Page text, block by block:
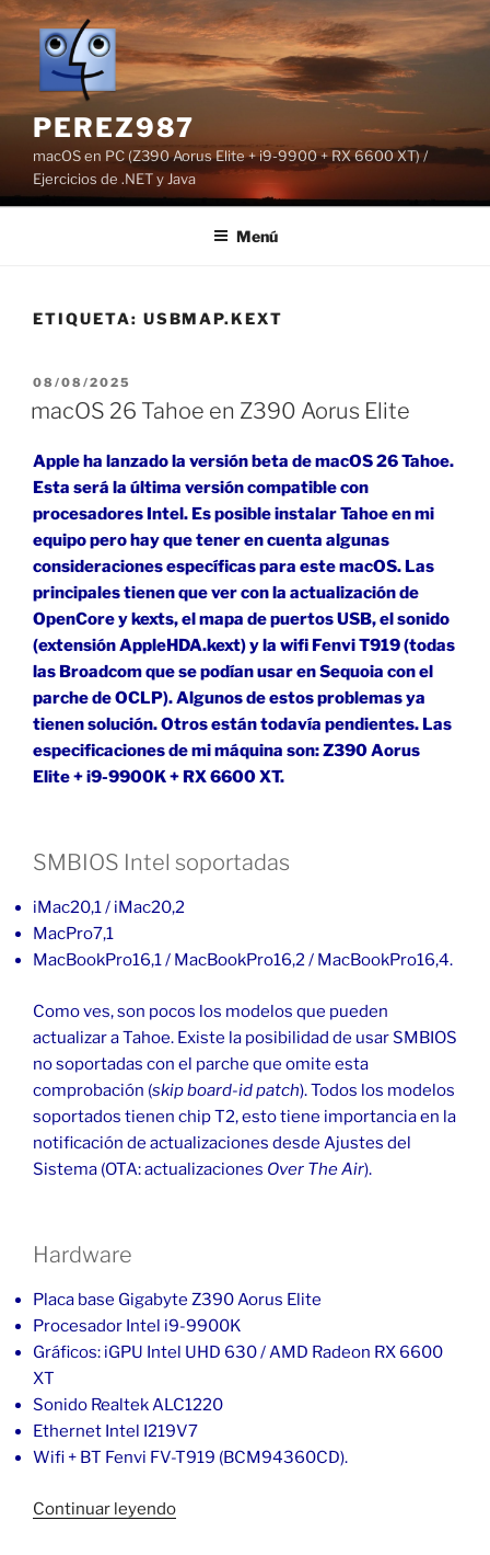
Saltar
contenido
PEREZ987
macOS en PC (Z390 Aorus Elite + i9-9900 + RX 6600 XT) /
Ejercicios de .NET y Java
Menú
ETIQUETA: USBMAP.KEXT
PUBLICADO
08/08/2025
macOS 26 Tahoe en Z390 Aorus Elite
Apple ha lanzado la versión beta de macOS 26 Tahoe.
Esta será la última versión compatible con
procesadores Intel. Es posible instalar Tahoe en mi
equipo pero hay que tener en cuenta algunas
consideraciones específicas para este macOS. Las
principales tienen que ver con la actualización de
OpenCore y kexts, el mapa de puertos USB, el sonido
(extensión AppleHDA.kext) y la wifi Fenvi T919 (todas
las Broadcom que se podían usar en Sequoia con el
parche de OCLP). Algunos de estos problemas ya
tienen solución. Otros están todavía pendientes. Las
especificaciones de mi máquina son: Z390 Aorus
Elite + i9-9900K + RX 6600 XT.
SMBIOS Intel soportadas
iMac20,1 / iMac20,2
MacPro7,1
MacBookPro16,1 / MacBookPro16,2 / MacBookPro16,4.
Como ves, son pocos los modelos que pueden
actualizar a Tahoe. Existe la posibilidad de usar SMBIOS
no soportadas con el parche que omite esta
comprobación (skip board-id patch). Todos los modelos
soportados tienen chip T2, esto tiene importancia en la
notificación de actualizaciones desde Ajustes del
Sistema (OTA: actualizaciones Over The Air).
Hardware
Placa base Gigabyte Z390 Aorus Elite
Procesador Intel i9-9900K
Gráficos: iGPU Intel UHD 630 / AMD Radeon RX 6600
XT
Sonido Realtek ALC1220
Ethernet Intel I219V7
Wifi + BT Fenvi FV-T919 (BCM94360CD).
Continuar leyendo«macOS